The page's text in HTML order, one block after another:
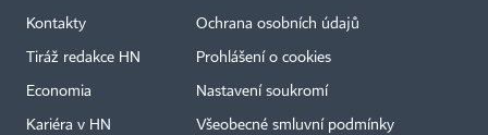
Kontakty
Tiráž redakce HN
Economia
Kariéra v HN
Ochrana osobních údajů
Prohlášení o cookies
Nastavení soukromí
Všeobecné smluvní podmínky